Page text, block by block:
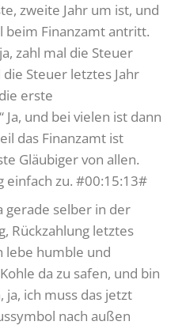
zweite Jahr um ist, und
beim Finanzamt antritt.
zahl mal die Steuer
Steuer letztes Jahr
erste
Ja, und bei vielen ist dann
das Finanzamt ist
Gläubiger von allen.
einfach zu. #00:15:13#
gerade selber in der
Rückzahlung letztes
lebe humble und
da zu safen, und bin
ich muss das jetzt
nach außen